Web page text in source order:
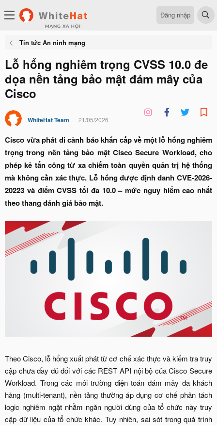
Đăng nhập
Tin tức An ninh mạng
Lỗ hổng nghiêm trọng CVSS 10.0 đe
dọa nền tảng bảo mật đám mây của
Cisco
WhiteHat Team 21/05/2026
Cisco vừa phát đi cảnh báo khẩn cấp về một lỗ hổng nghiêm
trọng trong nền tảng bảo mật Cisco Secure Workload, cho
phép kẻ tấn công từ xa chiếm toàn quyền quản trị hệ thống
mà không cần xác thực. Lỗ hổng được định danh CVE-2026-
20223 và điểm CVSS tối đa 10.0 – mức nguy hiểm cao nhất
theo thang đánh giá bảo mật.
Theo Cisco, lỗ hổng xuất phát từ cơ chế xác thực và kiểm tra truy
cập chưa đầy đủ đối với các REST API nội bộ của Cisco Secure
Workload. Trong các môi trường điện toán đám mây đa khách
hàng (multi-tenant), nền tảng thường áp dụng cơ chế phân tách
logic nghiêm ngặt nhằm ngăn người dùng của tổ chức này truy
cập dữ liệu của tổ chức khác. Tuy nhiên, sai sót trong quá trình